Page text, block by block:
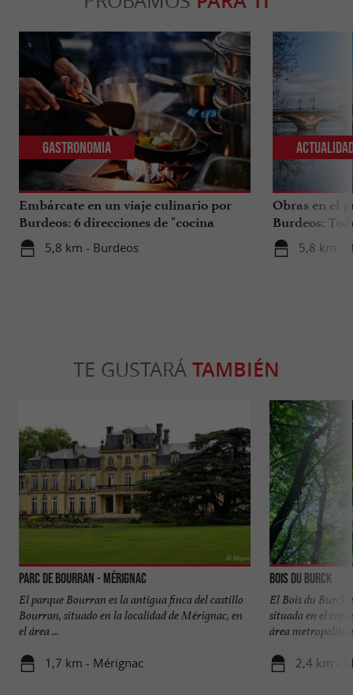
Embárcate en un viaje culinario por
Burdeos: 6 direcciones de "cocina
internacional"
5,8 km - Burdeos
Gastronomia
Obras en el
Burdeos:
tus viajes en
5,8 km -
TE GUSTARÁ TAMBIÉN
Parc de Bourran - Mérignac
El parque Bourran es la antigua finca del castillo
Bourran, situado en la localidad de Mérignac, en
el área ...
1,7 km - Mérignac
Bois du Burck
El Bois du Burck
situada en el
área
2,4 km -